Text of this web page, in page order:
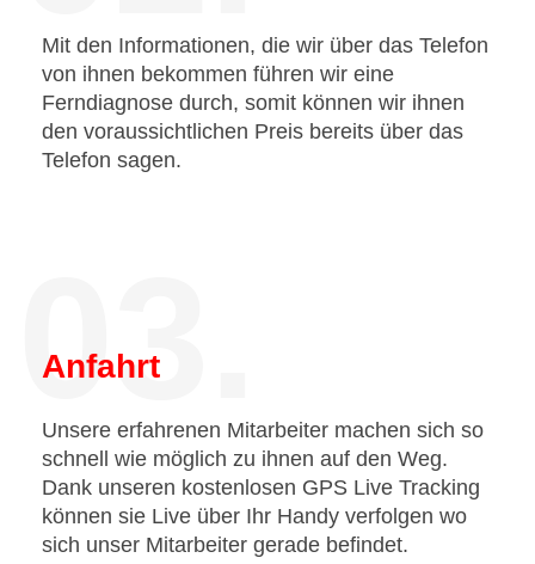
Mit den Informationen, die wir über das Telefon
von ihnen bekommen führen wir eine
Ferndiagnose durch, somit können wir ihnen
den voraussichtlichen Preis bereits über das
Telefon sagen.
03.
Anfahrt
Unsere erfahrenen Mitarbeiter machen sich so
schnell wie möglich zu ihnen auf den Weg.
Dank unseren kostenlosen GPS Live Tracking
können sie Live über Ihr Handy verfolgen wo
sich unser Mitarbeiter gerade befindet.